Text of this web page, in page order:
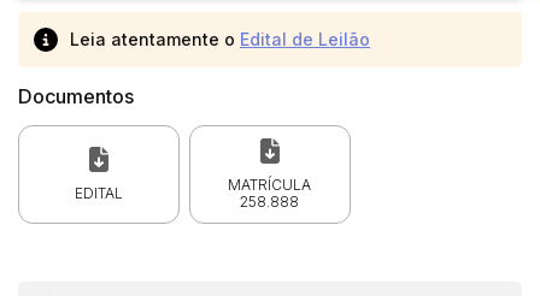
Leia atentamente o Edital de Leilão
Documentos
EDITAL
MATRÍCULA
258.888